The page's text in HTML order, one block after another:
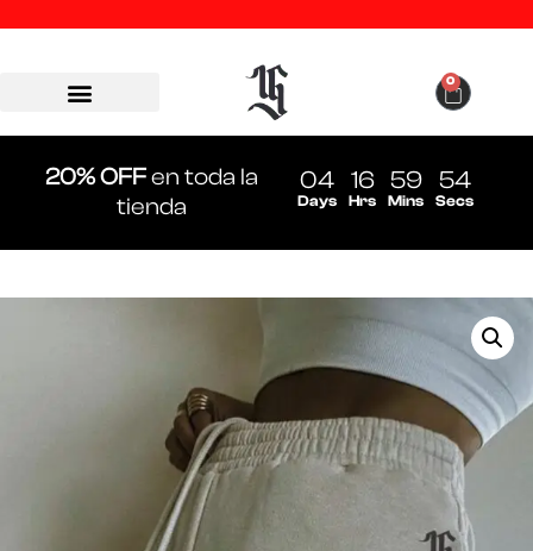
0
20% OFFen toda la
tienda
04
Days
16
Hrs
59
Mins
54
Secs